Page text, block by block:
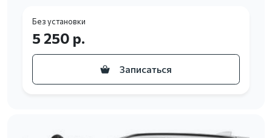
Без установки
5 250 р.
Записаться